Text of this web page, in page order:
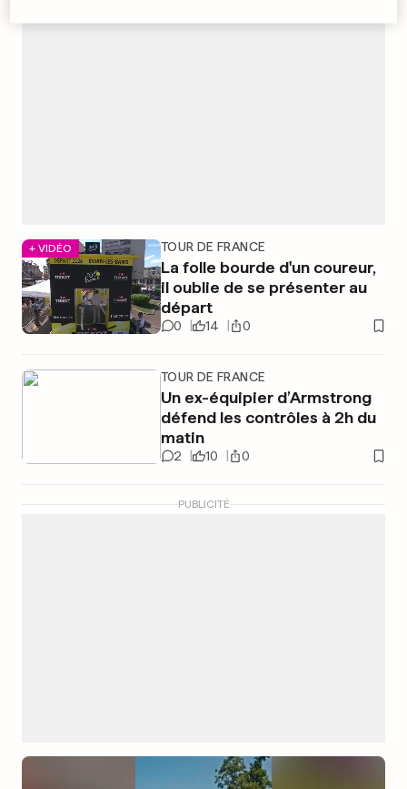
+ VIDÉO TOUR DE FRANCE
La folle bourde d'un coureur,
il oublie de se présenter au
départ
0 14 0
TOUR DE FRANCE
Un ex-équipier d’Armstrong
défend les contrôles à 2h du
matin
2 10 0
PUBLICITÉ